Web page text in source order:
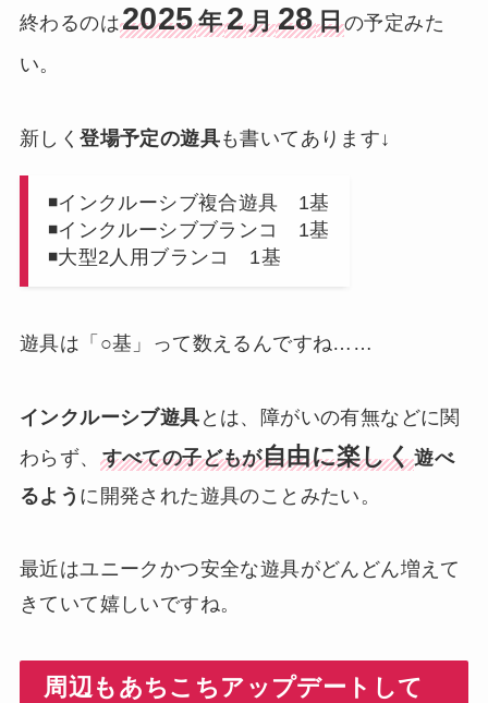
終わるのは2025年2月28日の予定みた
い。
新しく登場予定の遊具も書いてあります↓
◾️インクルーシブ複合遊具 1基
◾️インクルーシブブランコ 1基
◾️大型2人用ブランコ 1基
遊具は「○基」って数えるんですね……
インクルーシブ遊具 とは、障がいの有無などに関
わらず、 すべての子どもが自由に楽しく遊べ
るよう に開発された遊具のことみたい。
最近はユニークかつ安全な遊具がどんどん増えて
きていて嬉しいですね。
周辺もあちこちアップデートして